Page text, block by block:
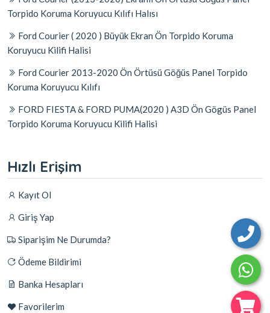
Torpido Koruma Koruyucu Kılıfı Halısı
Ford Courier ( 2020 ) Büyük Ekran Ön Torpido Koruma
Koruyucu Kilifi Halisi
Ford Courier 2013-2020 Ön Örtüsü Göğüs Panel Torpido
Koruma Koruyucu Kılıfı
FORD FIESTA & FORD PUMA(2020 ) A3D Ön Gögüs Panel
Torpido Koruma Koruyucu Kilifi Halisi
Hızlı Erişim
Kayıt Ol
Giriş Yap
Siparişim Ne Durumda?
Ödeme Bildirimi
Banka Hesapları
Favorilerim